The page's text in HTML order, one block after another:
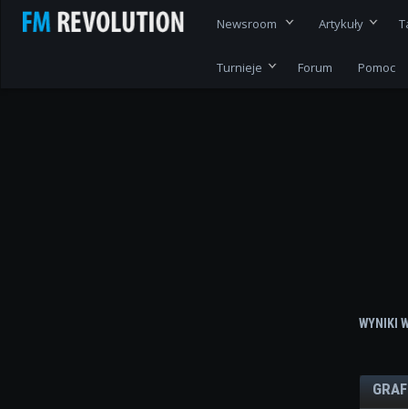
Newsroom Artykuły
Turnieje Forum Pomoc
WYNIKI